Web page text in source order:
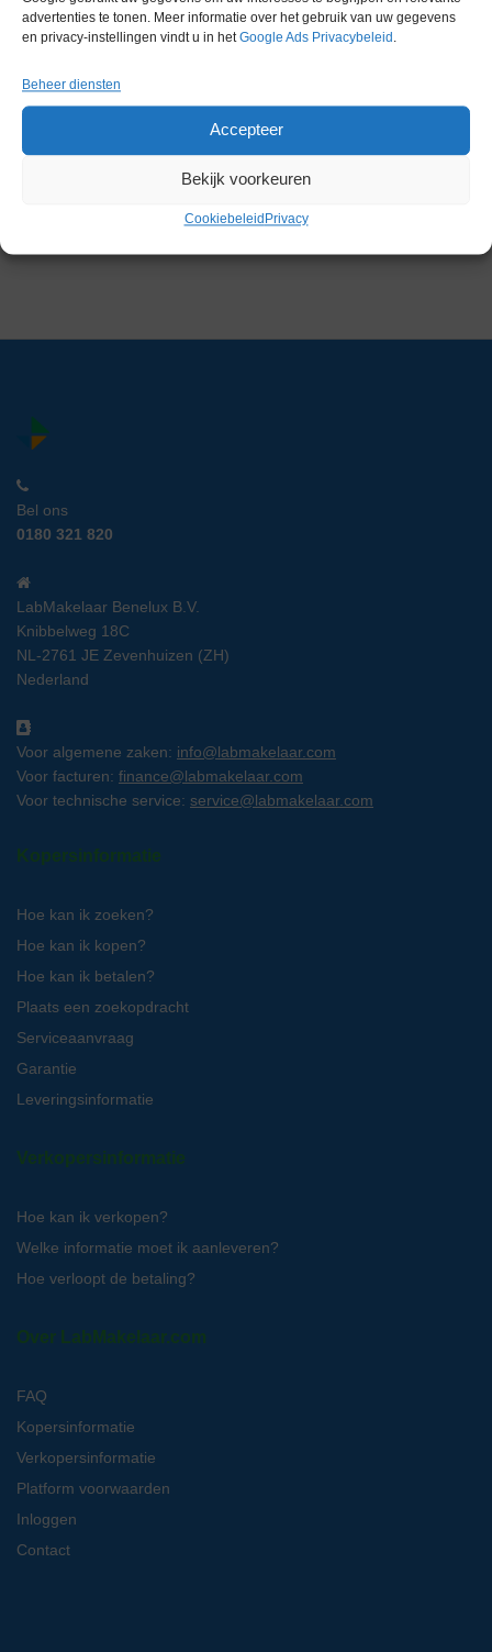
advertenties te tonen. Meer informatie over het gebruik van uw gegevens
en privacy-instellingen vindt u in hetGoogle Ads Privacybeleid .
Beheer diensten
Accepteer
Bekijk voorkeuren
Cookiebeleid Privacy
Gereserveerd
LM 27383
Bel ons
0180 321 820
LabMakelaar Benelux B.V.
Knibbelweg 18C
NL-2761 JE Zevenhuizen (ZH)
Nederland
Voor algemene zaken: info@labmakelaar.com
Voor facturen: finance@labmakelaar.com
Voor technische service: service@labmakelaar.com
Kopersinformatie
Hoe kan ik zoeken?
Hoe kan ik kopen?
Hoe kan ik betalen?
Plaats een zoekopdracht
Serviceaanvraag
Garantie
Leveringsinformatie
Verkopersinformatie
Hoe kan ik verkopen?
Welke informatie moet ik aanleveren?
Hoe verloopt de betaling?
Over LabMakelaar.com
FAQ
Kopersinformatie
Verkopersinformatie
Platform voorwaarden
Inloggen
Contact